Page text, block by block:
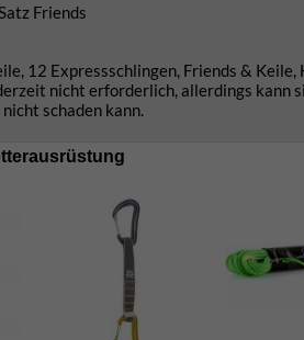
Friends
12 Expressschlingen, Friends &
nicht erforderlich, allerdings kann
schaden kann.